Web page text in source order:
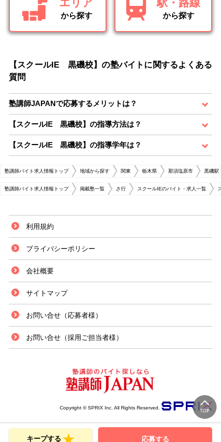
エリア
から探す
駅・路線
から探す
【スクールIE 黒磯校】の塾バイトに関するよくある
質問
塾講師JAPANで応募するメリットは？
【スクールIE 黒磯校】の指導方法は？
【スクールIE 黒磯校】の指導学年は？
塾講師バイト求人情報トップ 地域から探す 関東 栃木県 那須塩原市 黒磯駅
塾講師バイト求人情報トップ 掲載塾一覧 さ行 スクールIEのバイト・求人一覧
キープする 応募する
利用規約
プライバシーポリシー
会社概要
サイトマップ
お問い合せ（応募者様）
お問い合せ（採用ご担当者様）
Copyright © SPRIX Inc. All Rights Reserved.